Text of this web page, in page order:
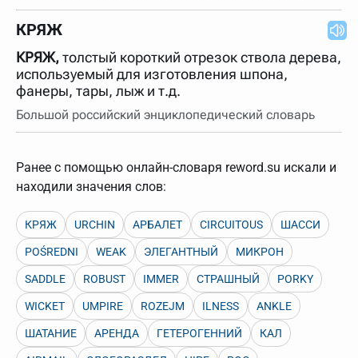
Для более сложных случаев существует возможность
написать в строке запроса "Пушкин поэт" и нажать
"Найти", выведутся все словарные статьи о поэте
Пушкине, но не о городе.
В сложных запросах тоже могут присутствовать
неизвестные буквы. Например, в кроссворде есть
кавычек). Нажимаем "Найти" и получаем статью
словарь вверх или вниз за прямоугольник слева от
названия словаря. Также можно выключать ненужные
словари.
КРЯЖ
КРЯЖ,толстый короткий отрезок ствола дерева,
используемый для изготовления шпона,
фанеры, тары, лыж и т.д.
Большой российский энциклопедический словарь
Ранее с помощью онлайн-словаря reword.su искали и
находили значения слов:
КРЯЖ URCHIN АРБАЛЕТ CIRCUITOUS ШАССИ
POŚREDNI WEAK ЭЛЕГАНТНЫЙ МИКРОН
SADDLE ROBUST IMMER СТРАШНЫЙ PORKY
WICKET UMPIRE ROZEJM ILNESS ANKLE
ШАТАНИЕ АРЕНДА ГЕТЕРОГЕННИЙ КАЛ